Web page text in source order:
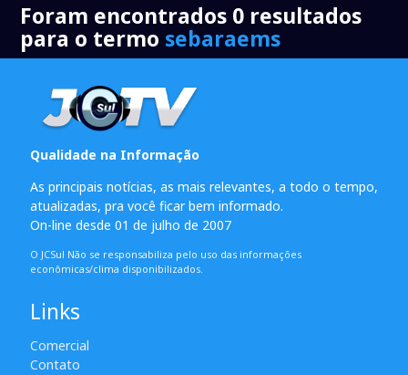
Foram encontrados 0 resultados
para o termo sebaraems
Qualidade na Informação
As principais notícias, as mais relevantes, a todo o tempo,
atualizadas, pra você ficar bem informado.
On-line desde 01 de julho de 2007
O JCSul Não se responsabiliza pelo uso das informações
econômicas/clima disponibilizados.
Links
Comercial
Contato